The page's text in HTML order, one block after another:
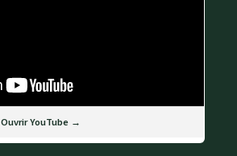
Ouvrir YouTube →